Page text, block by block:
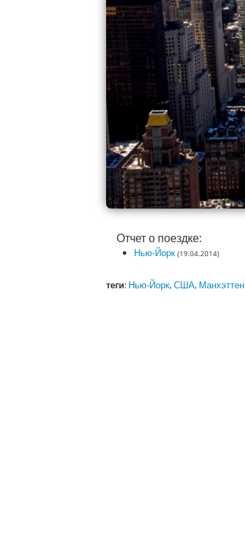
Отчет о поездке:
Нью-Йорк (19.04.2014)
теги: Нью-Йорк,США, Манхэттен